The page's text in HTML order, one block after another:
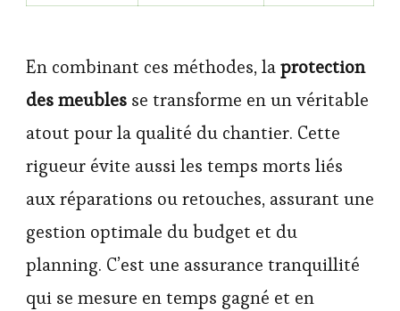
En combinant ces méthodes, laprotection
des meubles se transforme en un véritable
atout pour la qualité du chantier. Cette
rigueur évite aussi les temps morts liés
aux réparations ou retouches, assurant une
gestion optimale du budget et du
planning. C’est une assurance tranquillité
qui se mesure en temps gagné et en